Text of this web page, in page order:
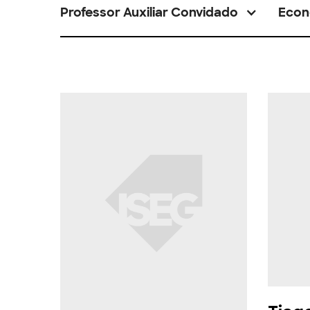
Professor Auxiliar Convidado